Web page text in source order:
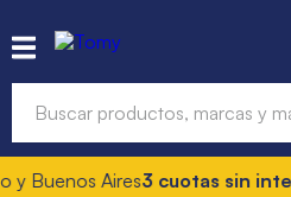
Buenos Aires3 cuotas sin
Términos más buscados